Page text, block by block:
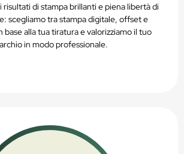
di stampa brillanti e piena libertà di
scegliamo tra stampa digitale, offset e
base alla tua tiratura e valorizziamo il tuo
in modo professionale.